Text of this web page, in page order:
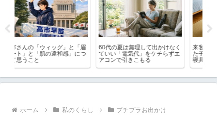
60代の夏は無理して出かけなく
ていい「電気代」をケチらずエ
アコンで引きこもる
来客用布団はいらない？帰省し
た子供や孫が泊まっても少ない
寝具で乗り切るコツ
ホーム 私のくらし プチプラお出かけ